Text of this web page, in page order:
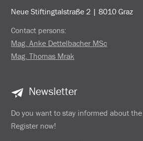
Neue Stiftingtalstraße 2 | 8010 Graz
Contact persons:
Mag. Anke Dettelbacher MSc
Mag. Thomas Mrak
Newsletter
Do you want to stay informed about
Register now!